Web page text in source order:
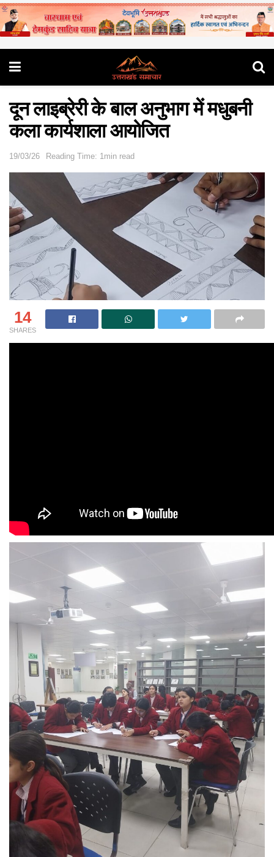
दून लाइब्रेरी के बाल अनुभाग में मधुबनी
कला कार्यशाला आयोजित
19/03/26 Reading Time: 1min read
14
SHARES